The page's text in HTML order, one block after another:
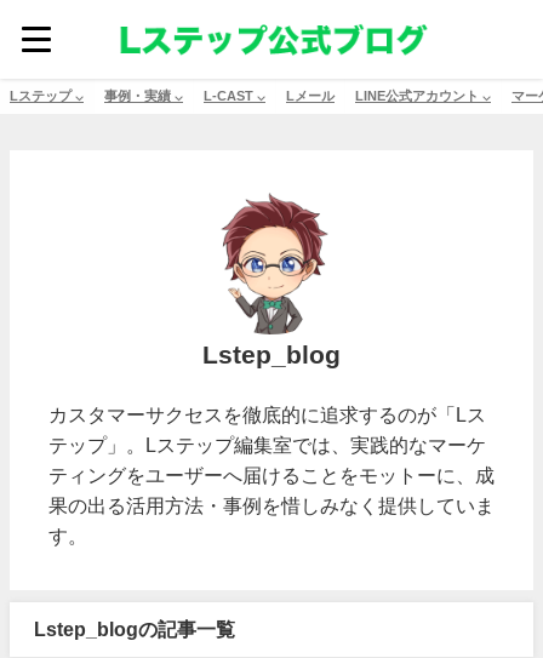
Lステップ ⌵ 事例・実績 ⌵ L-CAST ⌵ Lメール LINE公式アカウント ⌵ マー
Lstep_blog
カスタマーサクセスを徹底的に追求するのが「Lス
テップ」。Lステップ編集室では、実践的なマーケ
ティングをユーザーへ届けることをモットーに、成
果の出る活用方法・事例を惜しみなく提供していま
す。
Lstep_blogの記事一覧